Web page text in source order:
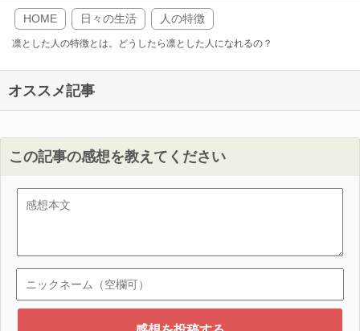
HOME 日々の生活 人の特徴
凛とした人の特徴とは。どうしたら凛とした人になれるの？
オススメ記事
この記事の感想を教えてください